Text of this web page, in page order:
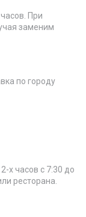
При
заменим
по городу
х часов с 7:30 до
ресторана.